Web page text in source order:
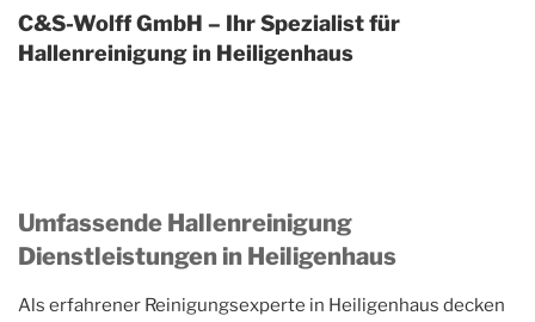
C&S-Wolff GmbH – Ihr Spezialist für
Hallenreinigung in Heiligenhaus
Umfassende Hallenreinigung
Dienstleistungen in Heiligenhaus
Als erfahrener Reinigungsexperte in Heiligenhaus decken